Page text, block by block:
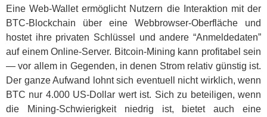
Eine Web-Wallet ermöglicht Nutzern die Interaktion mit der
BTC-Blockchain über eine Webbrowser-Oberfläche und
hostet ihre privaten Schlüssel und andere “Anmeldedaten”
auf einem Online-Server. Bitcoin-Mining kann profitabel sein
— vor allem in Gegenden, in denen Strom relativ günstig ist.
Der ganze Aufwand lohnt sich eventuell nicht wirklich, wenn
BTC nur 4.000 US-Dollar wert ist. Sich zu beteiligen, wenn
die Mining-Schwierigkeit niedrig ist, bietet auch eine